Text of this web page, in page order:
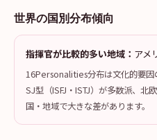
世界の国別分布傾向
指揮官が比較的多い地域： アメ
16Personalities分布は文化的要因
SJ型（ISFJ・ISTJ）が多数派、北
国・地域で大きな差があります。